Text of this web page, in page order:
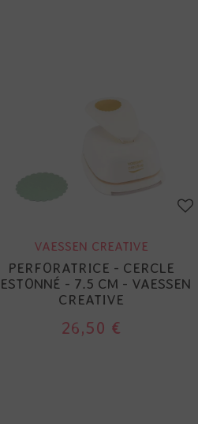
VAESSEN CREATIVE
PERFORATRICE - CERCLE
- 7.5 CM - VAESSEN
CREATIVE
26,50 €